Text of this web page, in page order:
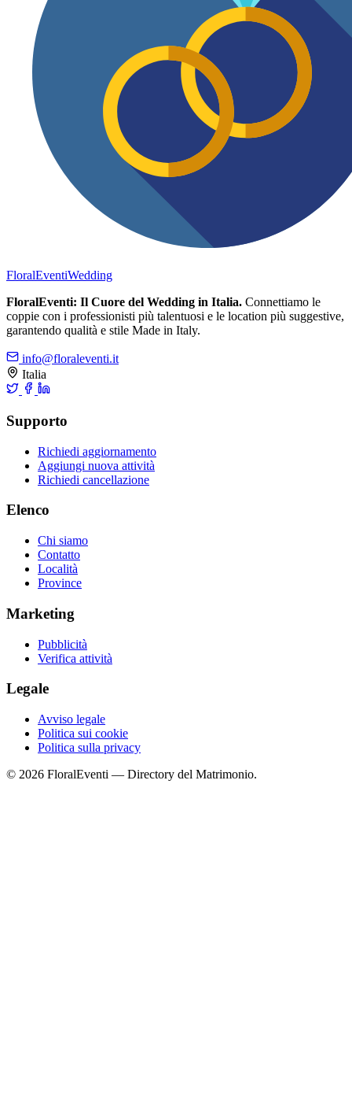
FloralEventiWedding
FloralEventi: Il Cuore del Wedding in Italia. Connettiamo le
coppie con i professionisti più talentuosi e le location più suggestive,
garantendo qualità e stile Made in Italy.
info@floraleventi.it
Italia
Supporto
Richiedi aggiornamento
Aggiungi nuova attività
Richiedi cancellazione
Elenco
Chi siamo
Contatto
Località
Province
Marketing
Pubblicità
Verifica attività
Legale
Avviso legale
Politica sui cookie
Politica sulla privacy
© 2026 FloralEventi — Directory del Matrimonio.